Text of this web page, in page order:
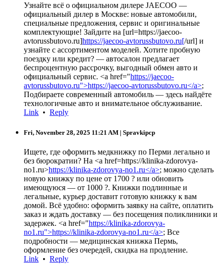
Узнайте всё о официальном дилере JAECOO —
официальный дилер в Москве: новые автомобили,
специальные предложения, сервис и оригинальные
комплектующие! Зайдите на [url=https://jaecoo-
avtorussbutovo.ru]https://jaecoo-avtorussbutovo.ru[/url] и
узнайте с ассортиментом моделей. Хотите пробную
поездку или кредит? — автосалон предлагает
беспроцентную рассрочку, выгодный обмен авто и
официальный сервис. <a href="https://jaecoo-
avtorussbutovo.ru">https://jaecoo-avtorussbutovo.ru</a>;
Подбираете современный автомобиль — здесь найдёте
технологичные авто и внимательное обслуживание.
Link • Reply
Fri, November 28, 2025 11:21 AM | Spravkipcp
Ищете, где оформить медкнижку по Перми легально и
без бюрократии? На <a href=https://klinika-zdorovya-
no1.ru>https://klinika-zdorovya-no1.ru</a>; можно сделать
новую книжку по цене от 1700 ? или обновить
имеющуюся — от 1000 ?. Книжки подлинные и
легальные, курьер доставит готовую книжку к вам
домой. Всё удобно: оформить заявку на сайте, оплатить
заказ и ждать доставку — без посещения поликлиники и
задержек. <a href="https://klinika-zdorovya-
no1.ru">https://klinika-zdorovya-no1.ru</a>; Все
подробности — медицинская книжка Пермь,
оформление без очередей, скидка на продление.
Link • Reply